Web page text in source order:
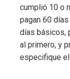
cumplió 10 o
pagan 60
días básicos,
al primero, y
especifique